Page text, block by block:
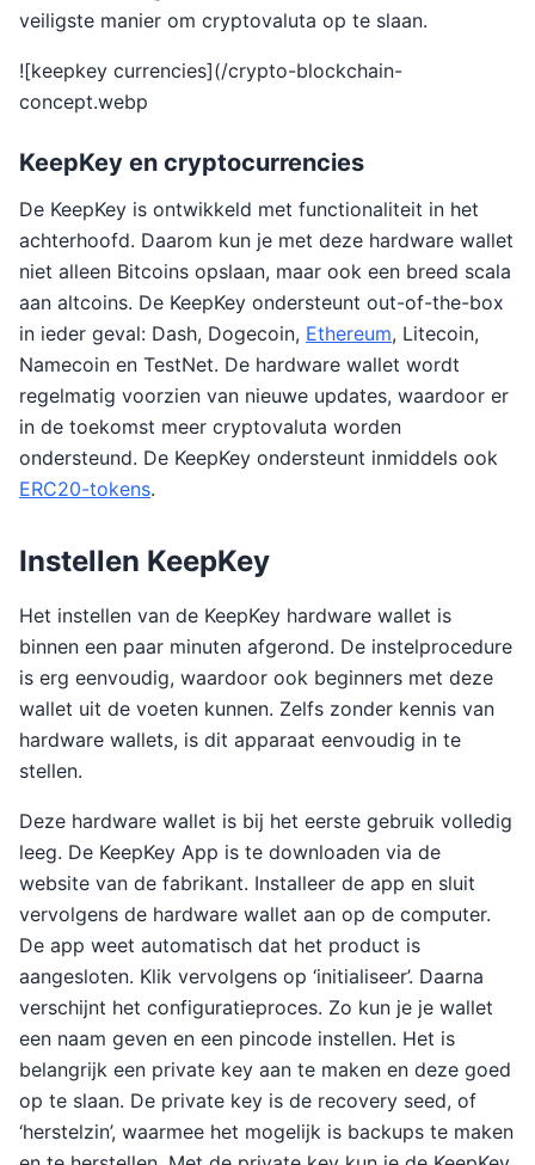
veiligste manier om cryptovaluta op te slaan.
![keepkey currencies](/crypto-blockchain-
concept.webp
KeepKey en cryptocurrencies
De KeepKey is ontwikkeld met functionaliteit in het
achterhoofd. Daarom kun je met deze hardware wallet
niet alleen Bitcoins opslaan, maar ook een breed scala
aan altcoins. De KeepKey ondersteunt out-of-the-box
in ieder geval: Dash, Dogecoin, Ethereum, Litecoin,
Namecoin en TestNet. De hardware wallet wordt
regelmatig voorzien van nieuwe updates, waardoor er
in de toekomst meer cryptovaluta worden
ondersteund. De KeepKey ondersteunt inmiddels ook
ERC20-tokens.
Instellen KeepKey
Het instellen van de KeepKey hardware wallet is
binnen een paar minuten afgerond. De instelprocedure
is erg eenvoudig, waardoor ook beginners met deze
wallet uit de voeten kunnen. Zelfs zonder kennis van
hardware wallets, is dit apparaat eenvoudig in te
stellen.
Deze hardware wallet is bij het eerste gebruik volledig
leeg. De KeepKey App is te downloaden via de
website van de fabrikant. Installeer de app en sluit
vervolgens de hardware wallet aan op de computer.
De app weet automatisch dat het product is
aangesloten. Klik vervolgens op ‘initialiseer’. Daarna
verschijnt het configuratieproces. Zo kun je je wallet
een naam geven en een pincode instellen. Het is
belangrijk een private key aan te maken en deze goed
op te slaan. De private key is de recovery seed, of
‘herstelzin’, waarmee het mogelijk is backups te maken